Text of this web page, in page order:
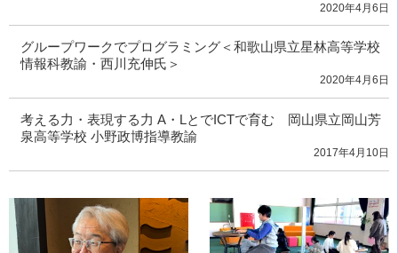
2020年4月6日
グループワークでプログラミング＜和歌山県立星林高等学校
情報科教諭・西川充伸氏＞
2020年4月6日
考える力・表現する力 A・LとでICTで育む 岡山県立岡山芳
泉高等学校 小野政博指導教諭
2017年4月10日